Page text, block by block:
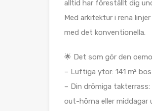
alltid har föreställt dig
Med arkitektur i rena
med det konventionella.
🌟 Det som gör den
– Luftiga ytor: 141 m²
– Din drömiga
out-hörna eller middagar